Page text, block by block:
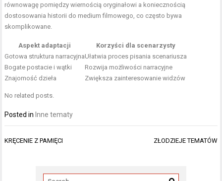
równowagę pomiędzy wiernością oryginałowi a koniecznością
dostosowania historii do medium filmowego, co często bywa
skomplikowane.
Aspekt adaptacji
Korzyści dla scenarzysty
Gotowa struktura narracyjnaUłatwia proces pisania scenariusza
Bogate postacie i wątki
Rozwija możliwości narracyjne
Znajomość dzieła
Zwiększa zainteresowanie widzów
No related posts.
Posted in Inne tematy
Nawigacja
KRĘCENIE Z PAMIĘCI ZŁODZIEJE TEMATÓW